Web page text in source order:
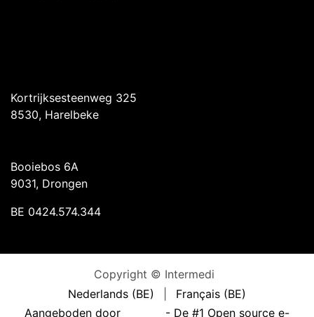
Kortrijksesteenweg 325
8530, Harelbeke
Booiebos 6A
9031, Drongen
BE 0424.574.344
Copyright © Intermedi
Nederlands (BE)
Français (BE)
Aangeboden door
- De #1 Open source e-